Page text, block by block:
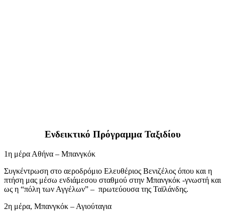
Ενδεικτικό Πρόγραμμα Ταξιδίου
1η μέρα Αθήνα – Μπανγκόκ
Συγκέντρωση στο αεροδρόμιο Ελευθέριος Βενιζέλος όπου και η
πτήση μας μέσω ενδιάμεσου σταθμού στην Μπανγκόκ -γνωστή και
ως η “πόλη των Αγγέλων” – πρωτεύουσα της Ταϊλάνδης.
2η μέρα, Μπανγκόκ – Αγιούταγια